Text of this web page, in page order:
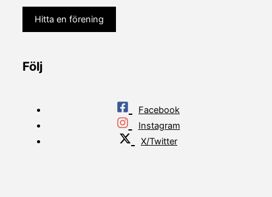
Hitta en förening
Följ
Facebook
Instagram
X/Twitter